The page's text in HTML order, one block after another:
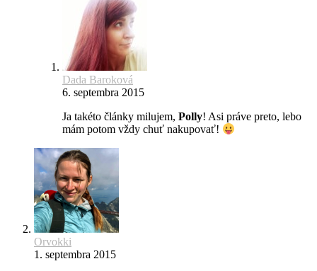
Dada Baroková
6. septembra 2015
Ja takéto články milujem, Polly! Asi práve preto, lebo
mám potom vždy chuť nakupovať!
Orvokki
1. septembra 2015